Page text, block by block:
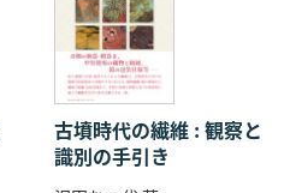
古墳時代の繊維 : 観察と
識別の手引き